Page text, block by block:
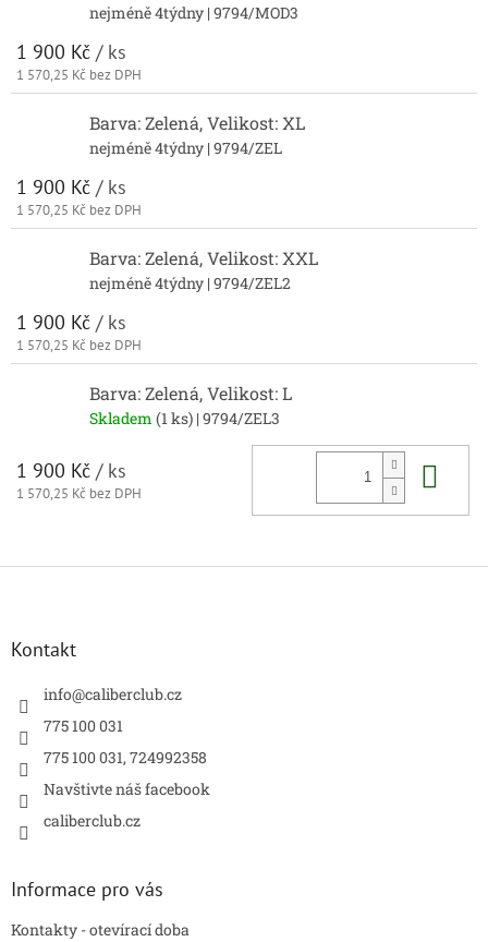
nejméně 4týdny | 9794/MOD3
1 900 Kč / ks
1 570,25 Kč bez DPH
Barva: Zelená, Velikost: XL
nejméně 4týdny | 9794/ZEL
1 900 Kč / ks
1 570,25 Kč bez DPH
Barva: Zelená, Velikost: XXL
nejméně 4týdny | 9794/ZEL2
1 900 Kč / ks
1 570,25 Kč bez DPH
Barva: Zelená, Velikost: L
Skladem (1 ks) | 9794/ZEL3
1 900 Kč / ks
1 570,25 Kč bez DPH
Kontakt
info@caliberclub.cz
775 100 031
775 100 031, 724992358
Navštivte náš facebook
caliberclub.cz
Informace pro vás
Kontakty - otevírací doba